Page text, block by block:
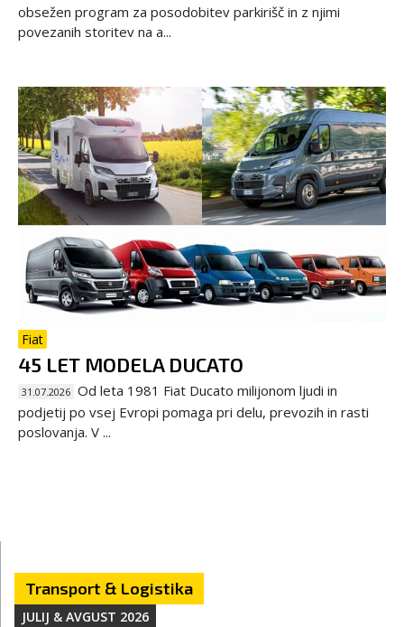
obsežen program za posodobitev parkirišč in z njimi
povezanih storitev na a...
Fiat
45 LET MODELA DUCATO
31.07.2026 Od leta 1981 Fiat Ducato milijonom ljudi in
podjetij po vsej Evropi pomaga pri delu, prevozih in rasti
poslovanja. V ...
Transport & Logistika
JULIJ & AVGUST 2026